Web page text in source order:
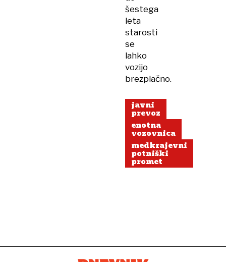
šestega
leta
starosti
se
lahko
vozijo
brezplačno.
javni
prevoz
enotna
vozovnica
medkrajevni
potniški
promet